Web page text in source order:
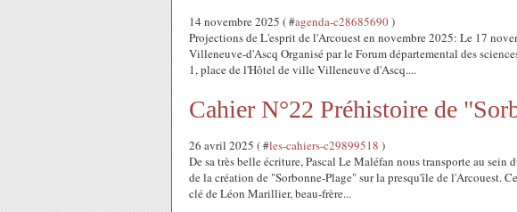
14 novembre 2025 ( #agenda-c28685690)
Projections de L'esprit de l'Arcouest en novembre 2025: Le 17
Villeneuve-d'Ascq Organisé par le Forum départemental des
1, place de l'Hôtel de ville Villeneuve d'Ascq....
Cahier N°22 Préhistoire de
26 avril 2025 ( #les-cahiers-c29899518 )
De sa très belle écriture, Pascal Le Maléfan nous transporte au sein
de la création de "Sorbonne-Plage" sur la presqu'île de l'Arcouest.
clé de Léon Marillier, beau-frère...